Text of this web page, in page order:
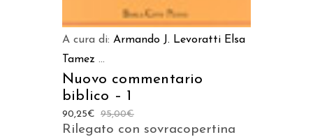
A cura di: Armando J. Levoratti Elsa
Tamez ...
Nuovo commentario
biblico – 1
95,00€
90,25€
Rilegato con sovracopertina